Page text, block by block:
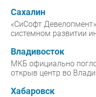
Сахалин
«СиСофт
системном развитии
Владивосток
МКБ официально
открыв центр во
Хабаровск